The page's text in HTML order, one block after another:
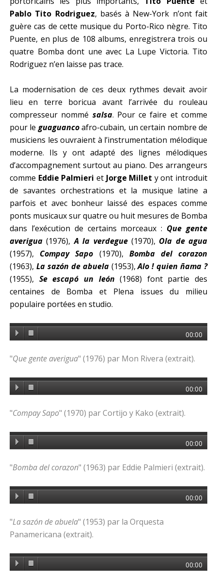
Pablo Tito Rodriguez, basés à New-York n’ont fait
guère cas de cette musique du Porto-Rico nègre. Tito
Puente, en plus de 108 albums, enregistrera trois ou
quatre Bomba dont une avec La Lupe Victoria. Tito
Rodriguez n’en laisse pas trace.
La modernisation de ces deux rythmes devait avoir
lieu en terre boricua avant l’arrivée du rouleau
compresseur nommé salsa. Pour ce faire et comme
pour le guaguancoafro-cubain, un certain nombre de
musiciens les ouvraient à l’instrumentation mélodique
moderne. Ils y ont adapté des lignes mélodiques
d’accompagnement surtout au piano. Des arrangeurs
comme Eddie Palmieri et Jorge Millet y ont introduit
de savantes orchestrations et la musique latine a
parfois et avec bonheur laissé des espaces comme
ponts musicaux sur quatre ou huit mesures de Bomba
dans l’exécution de certains morceaux : Que gente
averigua (1976),A la verdegue(1970), Ola de agua
(1957), Compay Sapo (1970), Bomba del corazon
(1963), La sazón de abuela(1953),Alo ! quien ñama ?
(1955), Se escapó un león (1968) font partie des
centaines de Bomba et Plena issues du milieu
populaire portées en studio.
00:00
"Que gente averigua" (1976) par Mon Rivera (extrait).
00:00
"Compay Sapo" (1970) par Cortijo y Kako (extrait).
00:00
"Bomba del corazon" (1963) par Eddie Palmieri (extrait).
00:00
"La sazón de abuela" (1953) par la Orquesta
Panamericana (extrait).
00:00